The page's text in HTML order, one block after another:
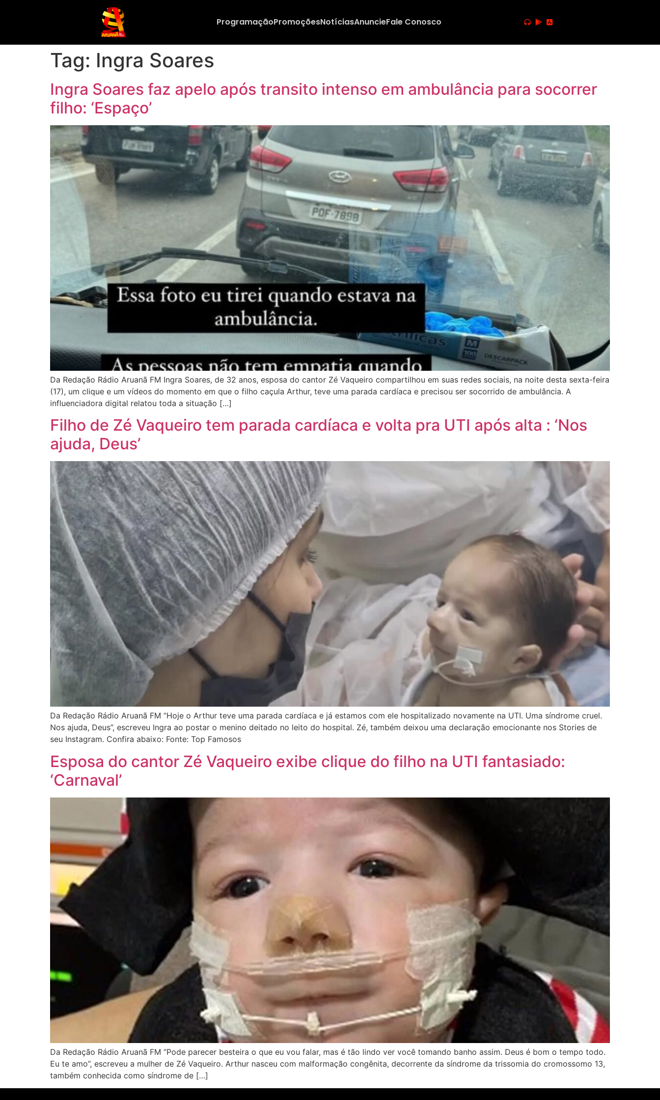
ProgramaçãoPromoçõesNotíciasAnuncieFale Conosco
Tag: Ingra Soares
Ingra Soares faz apelo após transito intenso em ambulância para socorrer
filho: ‘Espaço’
Da Redação Rádio Aruanã FM Ingra Soares, de 32 anos, esposa do cantor Zé Vaqueiro compartilhou em suas redes sociais, na noite desta sexta-feira
(17), um clique e um vídeos do momento em que o filho caçula Arthur, teve uma parada cardíaca e precisou ser socorrido de ambulância. A
influenciadora digital relatou toda a situação […]
Filho de Zé Vaqueiro tem parada cardíaca e volta pra UTI após alta : ‘Nos
ajuda, Deus’
Da Redação Rádio Aruanã FM “Hoje o Arthur teve uma parada cardíaca e já estamos com ele hospitalizado novamente na UTI. Uma síndrome cruel.
Nos ajuda, Deus”, escreveu Ingra ao postar o menino deitado no leito do hospital. Zé, também deixou uma declaração emocionante nos Stories de
seu Instagram. Confira abaixo: Fonte: Top Famosos
Esposa do cantor Zé Vaqueiro exibe clique do filho na UTI fantasiado:
‘Carnaval’
Da Redação Rádio Aruanã FM “Pode parecer besteira o que eu vou falar, mas é tão lindo ver você tomando banho assim. Deus é bom o tempo todo.
Eu te amo”, escreveu a mulher de Zé Vaqueiro. Arthur nasceu com malformação congênita, decorrente da síndrome da trissomia do cromossomo 13,
também conhecida como síndrome de […]